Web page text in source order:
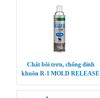
Chất bôi trơn, chống dính
khuôn R-1 MOLD RELEASE